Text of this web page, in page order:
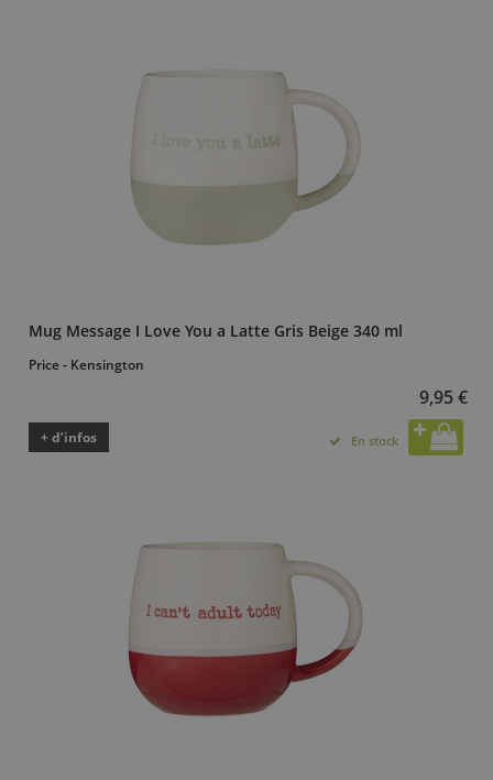
Mug Message I Love You a Latte Gris Beige 340 ml
Price - Kensington
9,95 €
+ d’infos En stock